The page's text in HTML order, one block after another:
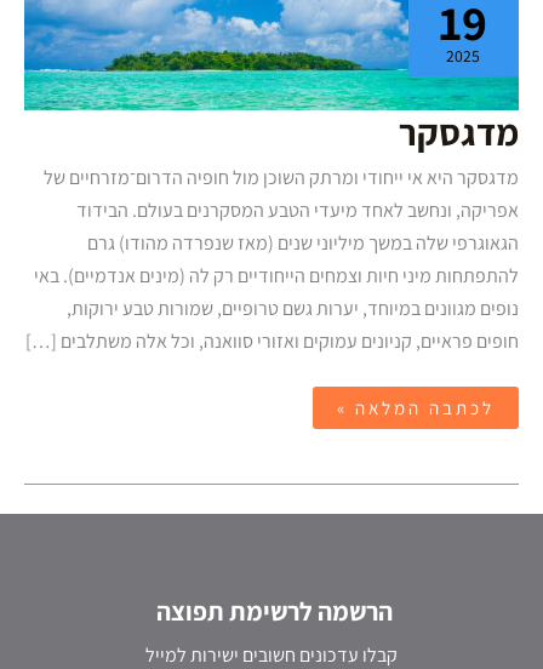
19
2025
מדגסקר
מדגסקר היא אי ייחודי ומרתק השוכן מול חופיה הדרום־מזרחיים של
אפריקה, ונחשב לאחד מיעדי הטבע המסקרנים בעולם. הבידוד
הגאוגרפי שלה במשך מיליוני שנים (מאז שנפרדה מהודו) גרם
להתפתחות מיני חיות וצמחים הייחודיים רק לה (מינים אנדמיים). באי
נופים מגוונים במיוחד, יערות גשם טרופיים, שמורות טבע ירוקות,
חופים פראיים, קניונים עמוקים ואזורי סוואנה, וכל אלה משתלבים […]
לכתבה המלאה »
הרשמה לרשימת תפוצה
קבלו עדכונים חשובים ישירות למייל